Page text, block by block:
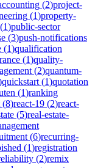
(2)project-
(1)property-
(1)public-sector
(3)push-notifications
(1)qualification
(1)quality-
(2)quantum-
quickstart (1)quotation
(1)ranking
(8)react-19 (2)react-
(5)real-estate-
(6)recurring-
(1)registration
(2)remix